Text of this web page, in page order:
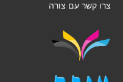
צרו קשר עם צורה